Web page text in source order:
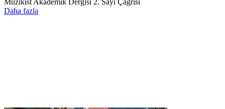
Müzikist Akademik Dergisi 2. Sayı Çağrısı
Daha fazla